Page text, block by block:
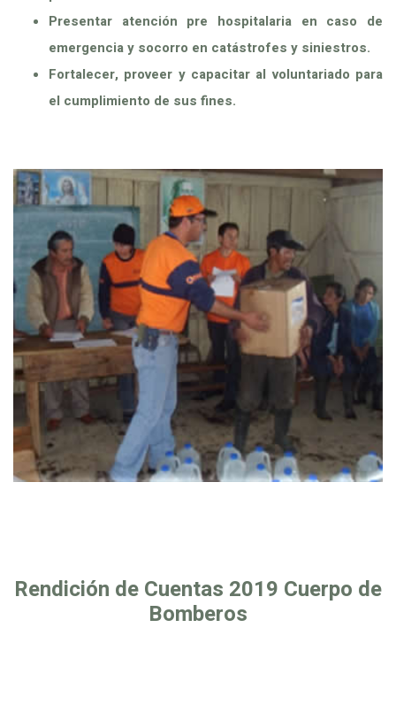
Presentar atención pre hospitalaria en caso de
emergencia y socorro en catástrofes y siniestros.
Fortalecer, proveer y capacitar al voluntariado para
el cumplimiento de sus fines.
Rendición de Cuentas 2019 Cuerpo de
Bomberos